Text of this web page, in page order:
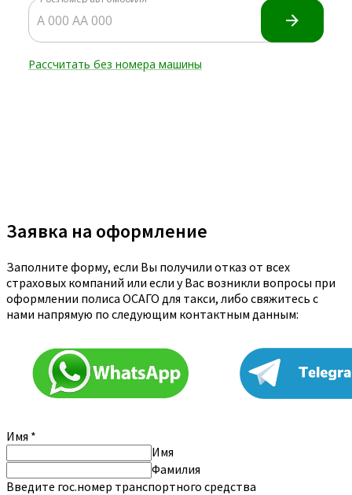
Заявка на оформление
Заполните форму, если Вы получили отказ от всех
страховых компаний или если у Вас возникли вопросы при
оформлении полиса ОСАГО для такси, либо свяжитесь с
нами напрямую по следующим контактным данным:
Имя *
Имя
Фамилия
Введите гос.номер транспортного средства